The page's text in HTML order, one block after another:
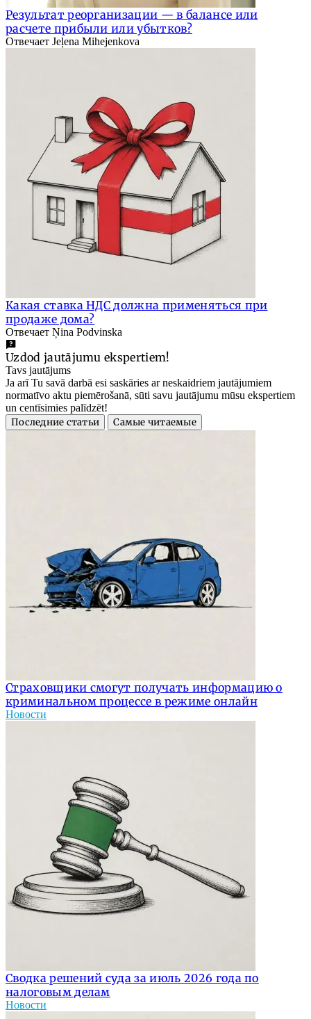
Результат реорганизации — в балансе или
расчете прибыли или убытков?
Отвечает Jeļena Mihejenkova
Какая ставка НДС должна применяться при
продаже дома?
Отвечает Ņina Podvinska
Uzdod jautājumu ekspertiem!
Tavs jautājums
Ja arī Tu savā darbā esi saskāries ar neskaidriem jautājumiem
normatīvo aktu piemērošanā, sūti savu jautājumu mūsu ekspertiem
un centīsimies palīdzēt!
Последние статьи
Самые читаемые
Страховщики смогут получать информацию о
криминальном процессе в режиме онлайн
Новости
Сводка решений суда за июль 2026 года по
налоговым делам
Новости